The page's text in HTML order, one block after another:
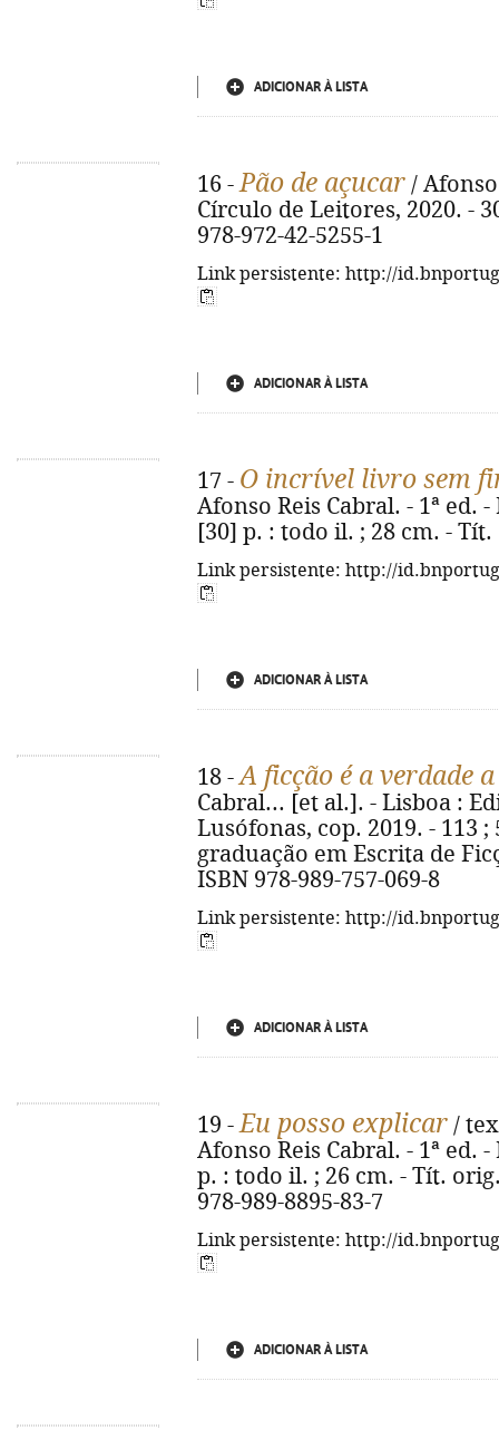
ADICIONAR À LISTA
16 -Pão de açucar /
Círculo de Leitores, 2020. -
978-972-42-5255-1
Link persistente: http://
ADICIONAR À LISTA
17 - O incrível livro sem
Afonso Reis Cabral. - 1ª ed.
[30] p. : todo il. ; 28 cm. -
Link persistente: http://
ADICIONAR À LISTA
18 -A ficção é a verdade
Cabral... [et al.]. - Lisboa :
Lusófonas, cop. 2019. - 113 ;
graduação em Escrita de
ISBN 978-989-757-069-8
Link persistente: http://
ADICIONAR À LISTA
19 -Eu posso explicar /
Afonso Reis Cabral. - 1ª ed.
p. : todo il. ; 26 cm. - Tít.
978-989-8895-83-7
Link persistente: http://
ADICIONAR À LISTA